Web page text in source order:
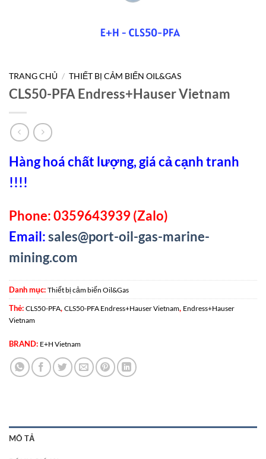
TRANG CHỦ / THIẾT BỊ CẢM BIẾN OIL&GAS
CLS50-PFA Endress+Hauser Vietnam
Hàng hoá chất lượng, giá cả cạnh tranh
!!!!
Phone: 0359643939 (Zalo)
Email:sales@port-oil-gas-marine-
mining.com
Danh mục: Thiết bị cảm biến Oil&Gas
Thẻ: CLS50-PFA, CLS50-PFA Endress+Hauser Vietnam, Endress+Hauser
Vietnam
BRAND: E+H Vietnam
MÔ TẢ